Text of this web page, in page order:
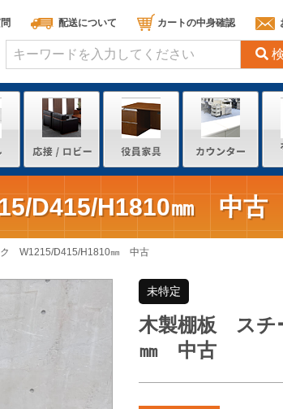
配送について カートの中身確認
D415/H1810㎜ 中古
W1215/D415/H1810㎜ 中古
未特定
木製棚板 スチ
㎜ 中古